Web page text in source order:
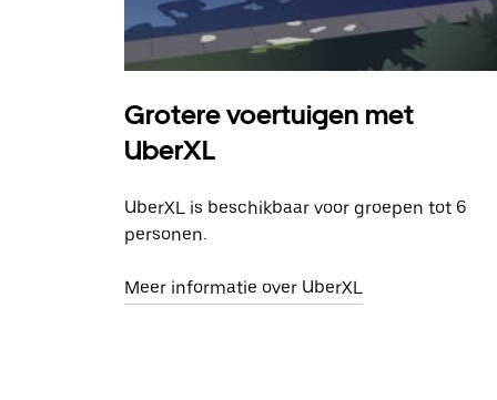
Grotere voertuigen met
UberXL
UberXL is beschikbaar voor groepen tot 6
personen.
Meer informatie over UberXL